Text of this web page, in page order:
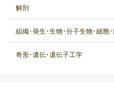
解剖
組織･発生･生物･分子生物･細胞
奇形･遺伝･遺伝子工学